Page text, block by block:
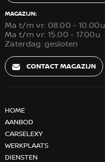
MAGAZIJN:
Ma t/m vr: 08.00 - 10.00u
Ma t/m vr: 15.00 - 17.00u
Zaterdag: gesloten
CONTACT MAGAZIJN
HOME
AANBOD
CARSELEXY
WERKPLAATS
DIENSTEN